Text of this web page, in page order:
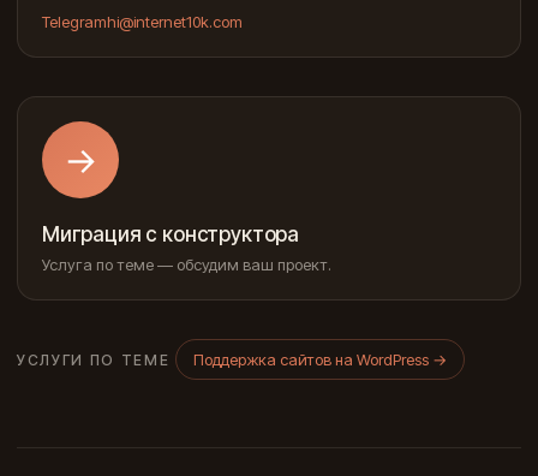
Telegramhi@internet10k.com
→
Миграция с конструктора
Услуга по теме — обсудим ваш проект.
УСЛУГИ ПО ТЕМЕ Поддержка сайтов на WordPress →